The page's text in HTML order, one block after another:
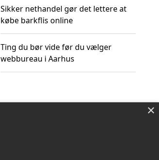
Sikker nethandel gør det lettere at
købe barkflis online
Ting du bør vide før du vælger
webbureau i Aarhus
×